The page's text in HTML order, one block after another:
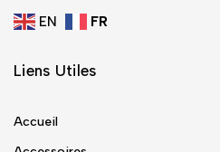
EN FR
Liens Utiles
Accueil